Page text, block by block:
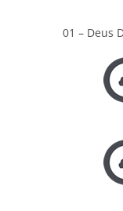
01 – Deus